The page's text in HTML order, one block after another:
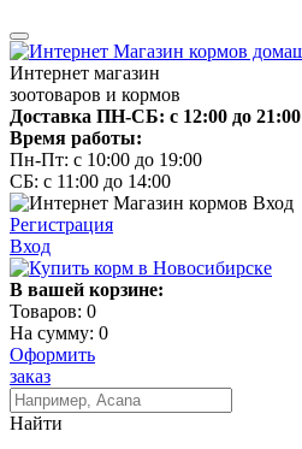
Интернет магазин
зоотоваров и кормов
Доставка ПН-СБ: с 12:00 до 21:00
Время работы:
Пн-Пт: с 10:00 до 19:00
СБ: с 11:00 до 14:00
Регистрация
Вход
В вашей корзине:
Товаров: 0
На сумму: 0
Оформить
заказ
Найти